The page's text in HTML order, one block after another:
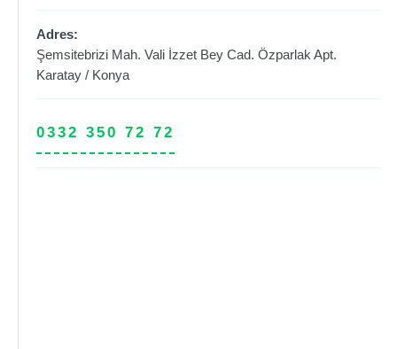
Adres:
Şemsitebrizi Mah. Vali İzzet Bey Cad. Özparlak Apt.
Karatay / Konya
0332 350 72 72